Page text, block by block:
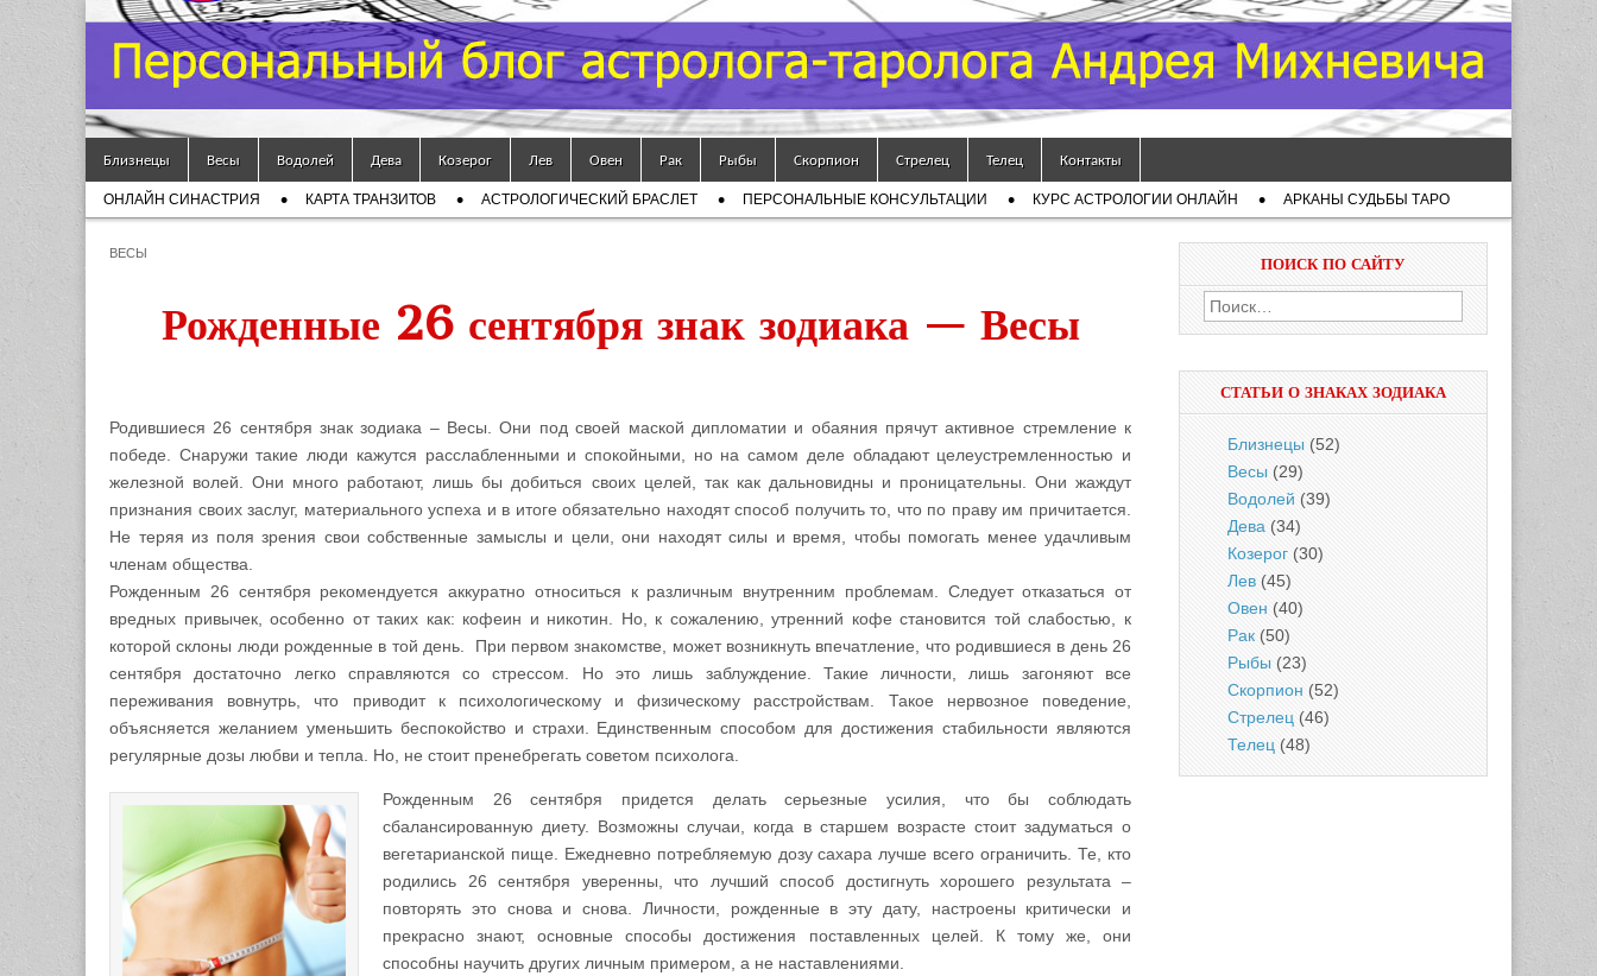
Гороскоп
Мой
Знак
Зодиака
— MZZ
Main menu
Близнецы Весы Водолей Дева Козерог Лев Овен Рак Рыбы Скорпион Стрелец Телец Контакты
Sub menu
ОНЛАЙН СИНАСТРИЯ КАРТА ТРАНЗИТОВ АСТРОЛОГИЧЕСКИЙ БРАСЛЕТ ПЕРСОНАЛЬНЫЕ КОНСУЛЬТАЦИИ КУРС АСТРОЛОГИИ ОНЛАЙН АРКАНЫ СУДЬБЫ ТАРО
ВЕСЫ
Рожденные 26 сентября знак зодиака — Весы
Родившиеся 26 сентября знак зодиака – Весы. Они под своей маской дипломатии и обаяния прячут активное стремление к
победе. Снаружи такие люди кажутся расслабленными и спокойными, но на самом деле обладают целеустремленностью и
железной волей. Они много работают, лишь бы добиться своих целей, так как дальновидны и проницательны. Они жаждут
признания своих заслуг, материального успеха и в итоге обязательно находят способ получить то, что по праву им причитается.
Не теряя из поля зрения свои собственные замыслы и цели, они находят силы и время, чтобы помогать менее удачливым
членам общества.
Рожденным 26 сентября рекомендуется аккуратно относиться к различным внутренним проблемам. Следует отказаться от
вредных привычек, особенно от таких как: кофеин и никотин. Но, к сожалению, утренний кофе становится той слабостью, к
которой склоны люди рожденные в той день. При первом знакомстве, может возникнуть впечатление, что родившиеся в день 26
сентября достаточно легко справляются со стрессом. Но это лишь заблуждение. Такие личности, лишь загоняют все
переживания вовнутрь, что приводит к психологическому и физическому расстройствам. Такое нервозное поведение,
объясняется желанием уменьшить беспокойство и страхи. Единственным способом для достижения стабильности являются
регулярные дозы любви и тепла. Но, не стоит пренебрегать советом психолога.
Рожденным 26 сентября придется делать серьезные усилия, что бы соблюдать
сбалансированную диету. Возможны случаи, когда в старшем возрасте стоит задуматься о
вегетарианской пище. Ежедневно потребляемую дозу сахара лучше всего ограничить. Те, кто
родились 26 сентября уверенны, что лучший способ достигнуть хорошего результата –
повторять это снова и снова. Личности, рожденные в эту дату, настроены критически и
прекрасно знают, основные способы достижения поставленных целей. К тому же, они
способны научить других личным примером, а не наставлениями.
ПОИСК ПО САЙТУ
Найти:
СТАТЬИ О ЗНАКАХ ЗОДИАКА
Близнецы (52)
Весы (29)
Водолей (39)
Дева (34)
Козерог (30)
Лев (45)
Овен (40)
Рак (50)
Рыбы (23)
Скорпион (52)
Стрелец (46)
Телец (48)